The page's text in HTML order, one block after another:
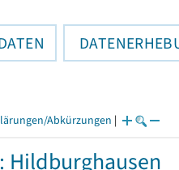
Abkürzungen |
Hildburghausen